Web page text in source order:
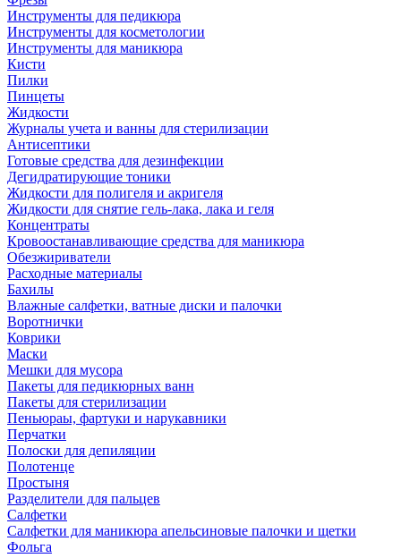
Инструменты для педикюра
Инструменты для косметологии
Инструменты для маникюра
Кисти
Пилки
Пинцеты
Жидкости
Журналы учета и ванны для стерилизации
Антисептики
Готовые средства для дезинфекции
Дегидратирующие тоники
Жидкости для полигеля и акригеля
Жидкости для снятие гель-лака, лака и геля
Концентраты
Кровоостанавливающие средства для маникюра
Обезжириватели
Расходные материалы
Бахилы
Влажные салфетки, ватные диски и палочки
Воротнички
Коврики
Маски
Мешки для мусора
Пакеты для педикюрных ванн
Пакеты для стерилизации
Пеньюраы, фартуки и нарукавники
Перчатки
Полоски для депиляции
Полотенце
Простыня
Разделители для пальцев
Салфетки
Салфетки для маникюра апельсиновые палочки и щетки
Фольга